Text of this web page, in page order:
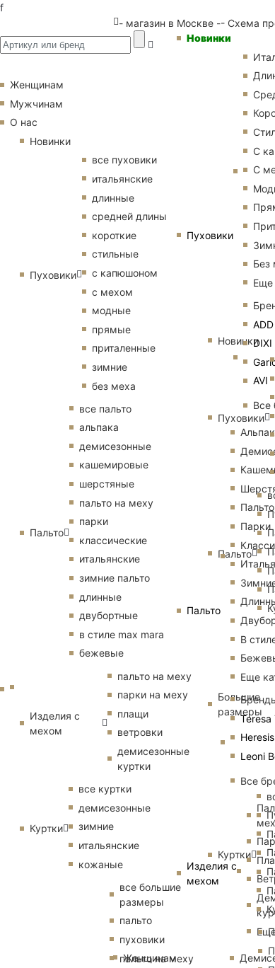
f
- магазин в Москве -- Схема
Женщинам
Новинки
Пуховики
С
С
Без
Еще
ADD
DIXI
AVI
Все
Пальто
Парки
В
Еще
Teresa
Heresis
Leoni
Все
Изделия с
мехом
Женщинам
Мужчинам
О нас
Новинки
Пуховики
все пуховики
итальянские
длинные
средней длины
короткие
стильные
с капюшоном
с мехом
модные
прямые
приталенные
зимние
без меха
Пальто
все пальто
альпака
демисезонные
кашемировые
шерстяные
пальто на меху
парки
классические
итальянские
зимние пальто
длинные
двубортные
в стиле max mara
бежевые
Изделия с
мехом
пальто на меху
парки на меху
плащи
ветровки
демисезонные
куртки
Куртки
все куртки
демисезонные
зимние
итальянские
кожаные
все большие
размеры
пальто
пуховики
пальто на меху
Новинки
Пуховики
Пальто
Большие
размеры
Куртки